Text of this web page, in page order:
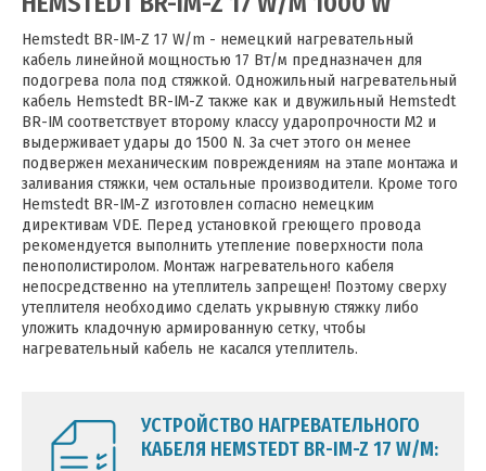
Hemstedt BR-IM-Z 17 W/m - немецкий нагревательный
кабель линейной мощностью 17 Вт/м предназначен для
подогрева пола под стяжкой. Одножильный нагревательный
кабель Hemstedt BR-IM-Z также как и двужильный Hemstedt
BR-IM соответствует второму классу ударопрочности М2 и
выдерживает удары до 1500 N. За счет этого он менее
подвержен механическим повреждениям на этапе монтажа и
заливания стяжки, чем остальные производители. Кроме того
Hemstedt BR-IM-Z изготовлен согласно немецким
директивам VDE. Перед установкой греющего провода
рекомендуется выполнить утепление поверхности пола
пенополистиролом. Монтаж нагревательного кабеля
непосредственно на утеплитель запрещен! Поэтому сверху
утеплителя необходимо сделать укрывную стяжку либо
уложить кладочную армированную сетку, чтобы
нагревательный кабель не касался утеплитель.
УСТРОЙСТВО НАГРЕВАТЕЛЬНОГО
КАБЕЛЯ HEMSTEDT BR-IM-Z 17 W/M: